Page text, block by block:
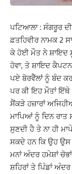
ਪਟਿਆਲਾ : ਸੰਗਰੂਰ
ਫ਼ਤਹਿਵੀਰ ਨਾਮਕ 2
ਕੇ ਹੋਈ ਮੌਤ ਨੇ ਸ਼ਾਇਦ
ਹੋਵਾ, ਤੇ ਸ਼ਾਇਦ
ਪਏ ਬੋਰਵੈੱਲਾਂ ਨੂੰ ਬੰਦ
ਪਰ ਕੀ ਇਹ ਮੌਤਾਂ ਇੱਥੇ
ਸੈਂਕੜੇ ਹਜ਼ਾਰਾਂ
ਮਾਪਿਆਂ ਨੂੰ ਦਿਨ ਰਾਤ
ਸੁਣਦੀ ਹੈ ਤੇ ਨਾ ਹੀ
ਸਕਦੇ ਹਨ ਕਿ ਉਹ ਉਸ
ਮਨਾਂ ਅੰਦਰ ਹਮੇਸ਼ਾਂ
ਸ਼ਹਿਰਾਂ ਤੇ ਪਿੰਡਾਂ